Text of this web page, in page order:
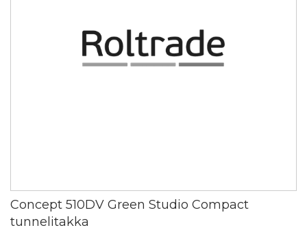
Concept 510DV Green Studio Compact
tunnelitakka